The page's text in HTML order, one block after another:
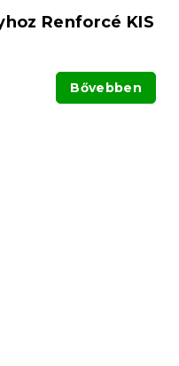
Renforcé KIS
Bővebben